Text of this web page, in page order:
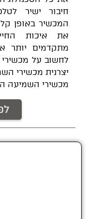
חיבור ישיר
המכשיר באופן
את איכות
מתקדמים יותר
לחשוב על
מכשירי השמיעה